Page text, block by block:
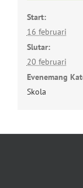
Start:
16 februari
Slutar:
20 februari
Evenemang
Skola